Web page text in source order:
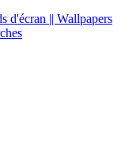
d'écran || Wallpapers